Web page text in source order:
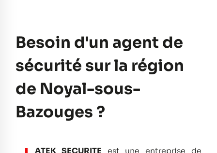
Besoin d'un agent de
sécurité sur la région
de Noyal-sous-
Bazouges ?
ATEK SECURITE est une entreprise de